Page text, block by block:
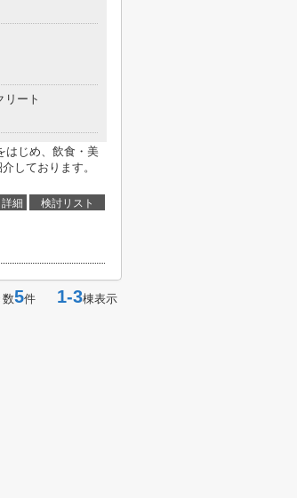
リート
はじめ、飲食・美
しております。
詳細 検討リスト
5件 1-3棟表示